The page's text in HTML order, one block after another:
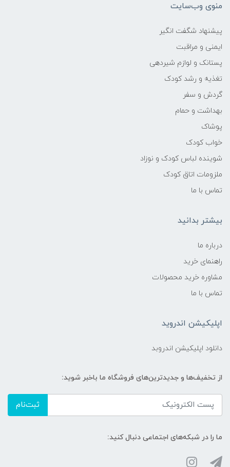
ترکیبات مرطوب‌کننده جهت حفظ رطوبت
عوامل محافظ پوستی برای جلوگیری از تماس
مستقیم عوامل تحریک‌کننده
فرمول ایمن و سازگار با دوران شیردهی
بدون پارابن، رنگ مصنوعی و مواد حساسیت‌زا
بافت غلیظ اما نرم و قابل پخش
آزاردهنده
استفاده روزانه برای کاهش درد و التهاب
نحوه استفاده پیشنهادی:
ناحیه تمیز استفاده شود
منوی وب‌سایت
پیشنهاد شگفت انگیر
ایمنی و مراقبت
پستانک و لوازم شیردهی
تغذیه و رشد کودک
گردش و سفر
بهداشت و حمام
پوشاک
خواب کودک
شوینده لباس کودک و نوزاد
ملزومات اتاق کودک
تماس با ما
بیشتر بدانید
درباره ما
راهنمای خرید
مشاوره خرید محصولات
تماس با ما
اپلیکیشن اندروید
دانلود اپلیکیشن اندروبد
از تخفیف‌ها و جدیدترین‌های فروشگاه ما باخبر شوید:
ثبت‌نام
ما را در شبکه‌های اجتماعی دنبال کنید: